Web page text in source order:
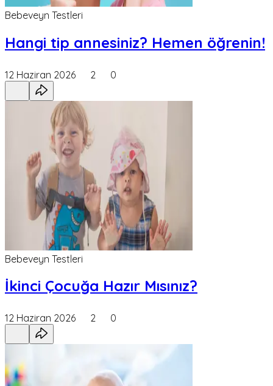
Bebeveyn Testleri
Hangi tip annesiniz? Hemen öğrenin!
12 Haziran 2026 2 0
Bebeveyn Testleri
İkinci Çocuğa Hazır Mısınız?
12 Haziran 2026 2 0